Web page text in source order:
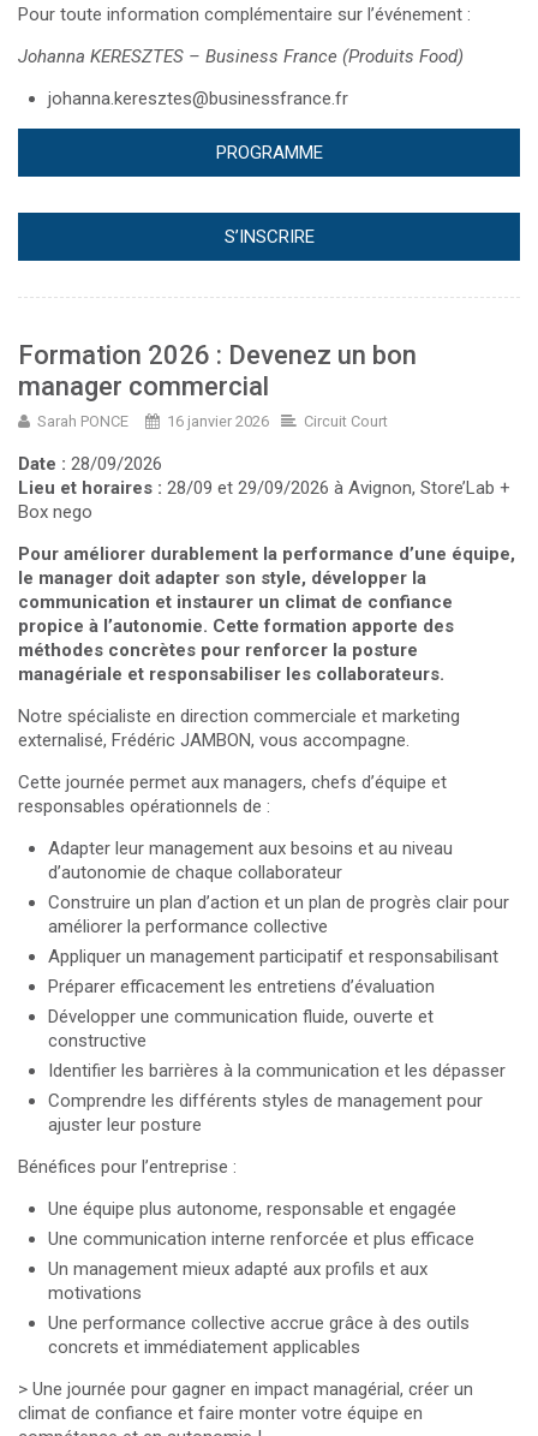
Pour toute information complémentaire sur l’événement :
Johanna KERESZTES – Business France (Produits Food)
johanna.keresztes@businessfrance.fr
PROGRAMME
S’INSCRIRE
Formation 2026 : Devenez un bon
manager commercial
Sarah PONCE 16 janvier 2026 Circuit Court
Date : 28/09/2026
Lieu et horaires : 28/09 et 29/09/2026 à Avignon, Store’Lab +
Box nego
Pour améliorer durablement la performance d’une équipe,
le manager doit adapter son style, développer la
communication et instaurer un climat de confiance
propice à l’autonomie. Cette formation apporte des
méthodes concrètes pour renforcer la posture
managériale et responsabiliser les collaborateurs.
Notre spécialiste en direction commerciale et marketing
externalisé, Frédéric JAMBON, vous accompagne.
Cette journée permet aux managers, chefs d’équipe et
responsables opérationnels de :
Adapter leur management aux besoins et au niveau
d’autonomie de chaque collaborateur
Construire un plan d’action et un plan de progrès clair pour
améliorer la performance collective
Appliquer un management participatif et responsabilisant
Préparer efficacement les entretiens d’évaluation
Développer une communication fluide, ouverte et
constructive
Identifier les barrières à la communication et les dépasser
Comprendre les différents styles de management pour
ajuster leur posture
Bénéfices pour l’entreprise :
Une équipe plus autonome, responsable et engagée
Une communication interne renforcée et plus efficace
Un management mieux adapté aux profils et aux
motivations
Une performance collective accrue grâce à des outils
concrets et immédiatement applicables
> Une journée pour gagner en impact managérial, créer un
climat de confiance et faire monter votre équipe en